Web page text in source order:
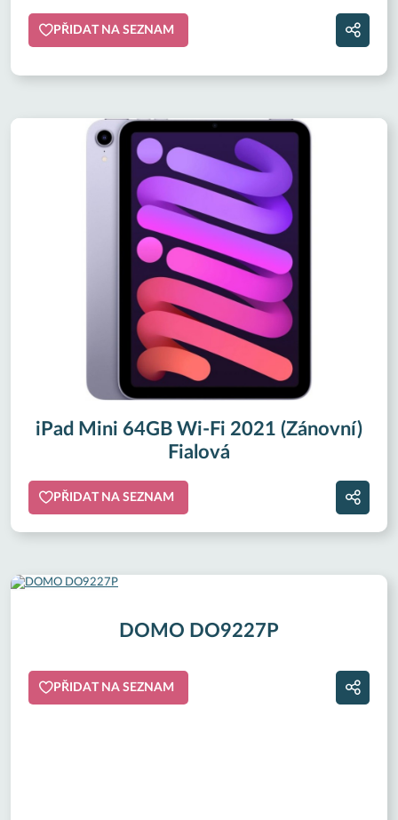
PŘIDAT NA SEZNAM
iPad Mini 64GB Wi-Fi 2021 (Zánovní)
Fialová
PŘIDAT NA SEZNAM
DOMO DO9227P
PŘIDAT NA SEZNAM